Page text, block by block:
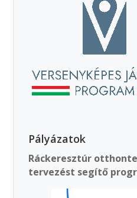
Pályázatok
Ráckeresztúr
tervezést segítő